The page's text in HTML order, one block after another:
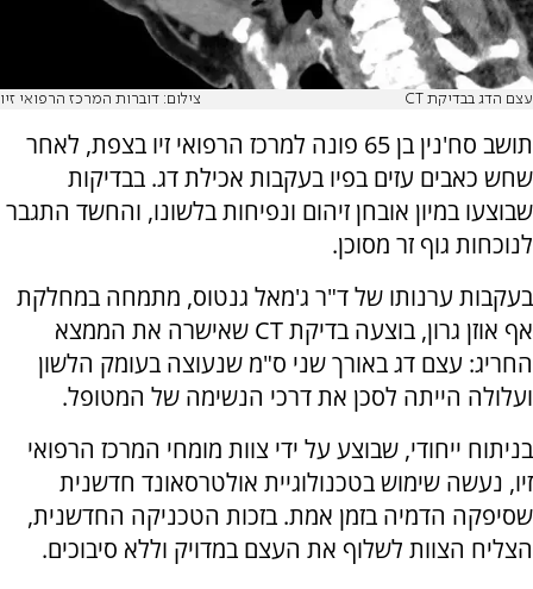
עצם הדג בבדיקת CT צילום: דוברות המרכז הרפואי זיו
תושב סח'נין בן 65 פונה למרכז הרפואי זיו בצפת, לאחר
שחש כאבים עזים בפיו בעקבות אכילת דג. בבדיקות
שבוצעו במיון אובחן זיהום ונפיחות בלשונו, והחשד התגבר
לנוכחות גוף זר מסוכן.
בעקבות ערנותו של ד"ר ג'מאל גנטוס, מתמחה במחלקת
אף אוזן גרון, בוצעה בדיקת CT שאישרה את הממצא
החריג: עצם דג באורך שני ס"מ שנעוצה בעומק הלשון
ועלולה הייתה לסכן את דרכי הנשימה של המטופל.
בניתוח ייחודי, שבוצע על ידי צוות מומחי המרכז הרפואי
זיו, נעשה שימוש בטכנולוגיית אולטרסאונד חדשנית
שסיפקה הדמיה בזמן אמת. בזכות הטכניקה החדשנית,
הצליח הצוות לשלוף את העצם במדויק וללא סיבוכים.